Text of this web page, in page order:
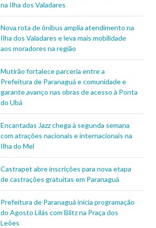
na Ilha dos Valadares
Nova rota de ônibus amplia atendimento na
Ilha dos Valadares e leva mais mobilidade
aos moradores na região
Mutirão fortalece parceria entre a
Prefeitura de Paranaguá e comunidade e
garante avanço nas obras de acesso à Ponta
do Ubá
Encantadas Jazz chega à segunda semana
com atrações nacionais e internacionais na
Ilha do Mel
Castrapet abre inscrições para nova etapa
de castrações gratuitas em Paranaguá
Prefeitura de Paranaguá inicia programação
do Agosto Lilás com Blitz na Praça dos
Leões